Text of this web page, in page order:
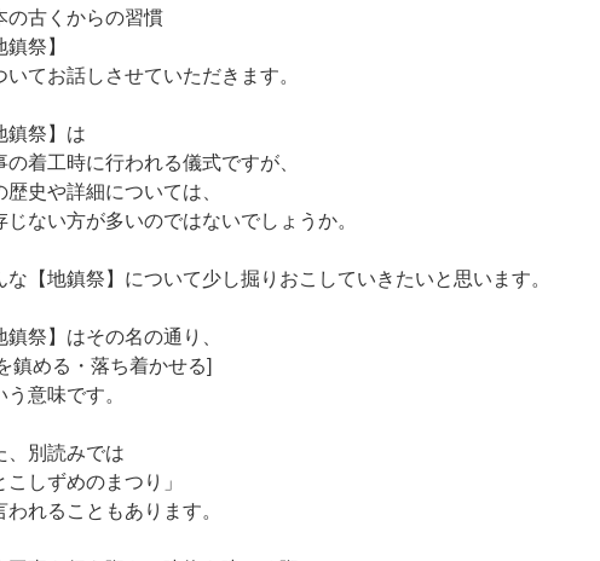
の古くからの習慣
鎮祭】
いてお話しさせていただきます。
鎮祭】は
の着工時に行われる儀式ですが、
歴史や詳細については、
じない方が多いのではないでしょうか。
な【地鎮祭】について少し掘りおこしていきたいと思います。
鎮祭】はその名の通り、
鎮める・落ち着かせる]
う意味です。
、別読みでは
こしずめのまつり」
われることもあります。